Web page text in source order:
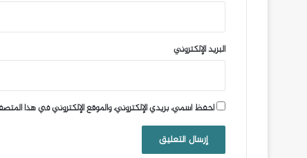
البريد الإلكتروني
احفظ اسمي، بريدي الإلكتروني، والموقع الإلكتروني في هذا